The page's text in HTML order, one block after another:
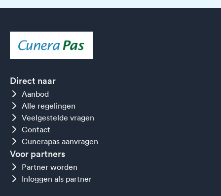
Direct naar
Aanbod
Alle regelingen
Veelgestelde vragen
Contact
Cunerapas aanvragen
Voor partners
Partner worden
Inloggen als partner